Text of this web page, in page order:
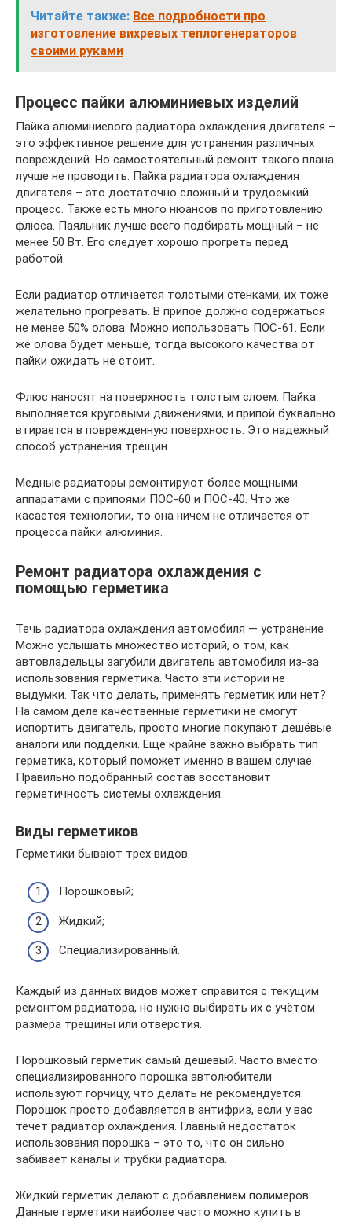
Читайте также: Все подробности про
изготовление вихревых теплогенераторов
своими руками
Процесс пайки алюминиевых изделий
Пайка алюминиевого радиатора охлаждения двигателя –
это эффективное решение для устранения различных
повреждений. Но самостоятельный ремонт такого плана
лучше не проводить. Пайка радиатора охлаждения
двигателя – это достаточно сложный и трудоемкий
процесс. Также есть много нюансов по приготовлению
флюса. Паяльник лучше всего подбирать мощный – не
менее 50 Вт. Его следует хорошо прогреть перед
работой.
Если радиатор отличается толстыми стенками, их тоже
желательно прогревать. В припое должно содержаться
не менее 50% олова. Можно использовать ПОС-61. Если
же олова будет меньше, тогда высокого качества от
пайки ожидать не стоит.
Флюс наносят на поверхность толстым слоем. Пайка
выполняется круговыми движениями, и припой буквально
втирается в поврежденную поверхность. Это надежный
способ устранения трещин.
Медные радиаторы ремонтируют более мощными
аппаратами с припоями ПОС-60 и ПОС-40. Что же
касается технологии, то она ничем не отличается от
процесса пайки алюминия.
Ремонт радиатора охлаждения с
помощью герметика
Течь радиатора охлаждения автомобиля — устранение
Можно услышать множество историй, о том, как
автовладельцы загубили двигатель автомобиля из-за
использования герметика. Часто эти истории не
выдумки. Так что делать, применять герметик или нет?
На самом деле качественные герметики не смогут
испортить двигатель, просто многие покупают дешёвые
аналоги или подделки. Ещё крайне важно выбрать тип
герметика, который поможет именно в вашем случае.
Правильно подобранный состав восстановит
герметичность системы охлаждения.
Виды герметиков
Герметики бывают трех видов:
Порошковый;
Жидкий;
Специализированный.
Каждый из данных видов может справится с текущим
ремонтом радиатора, но нужно выбирать их с учётом
размера трещины или отверстия.
Порошковый герметик самый дешёвый. Часто вместо
специализированного порошка автолюбители
используют горчицу, что делать не рекомендуется.
Порошок просто добавляется в антифриз, если у вас
течет радиатор охлаждения. Главный недостаток
использования порошка – это то, что он сильно
забивает каналы и трубки радиатора.
Жидкий герметик делают с добавлением полимеров.
Данные герметики наиболее часто можно купить в